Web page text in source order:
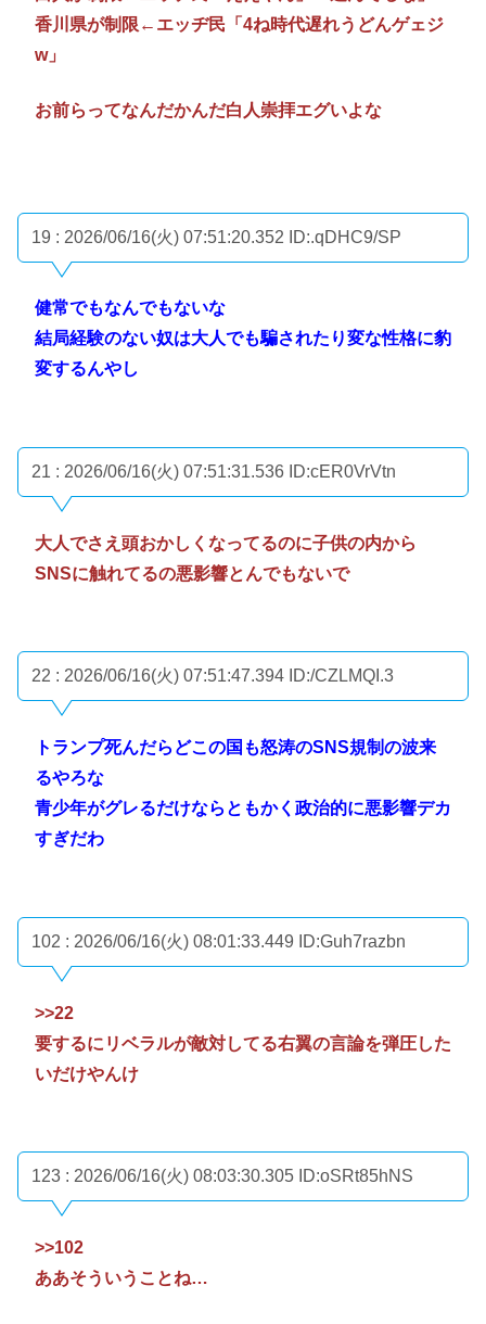
香川県が制限←エッヂ民「4ね時代遅れうどんゲェジ
w」
お前らってなんだかんだ白人崇拝エグいよな
19 : 2026/06/16(火) 07:51:20.352 ID:.qDHC9/SP
健常でもなんでもないな
結局経験のない奴は大人でも騙されたり変な性格に豹
変するんやし
21 : 2026/06/16(火) 07:51:31.536 ID:cER0VrVtn
大人でさえ頭おかしくなってるのに子供の内から
SNSに触れてるの悪影響とんでもないで
22 : 2026/06/16(火) 07:51:47.394 ID:/CZLMQI.3
トランプ死んだらどこの国も怒涛のSNS規制の波来
るやろな
青少年がグレるだけならともかく政治的に悪影響デカ
すぎだわ
102 : 2026/06/16(火) 08:01:33.449 ID:Guh7razbn
>>22
要するにリベラルが敵対してる右翼の言論を弾圧した
いだけやんけ
123 : 2026/06/16(火) 08:03:30.305 ID:oSRt85hNS
>>102
ああそういうことね…